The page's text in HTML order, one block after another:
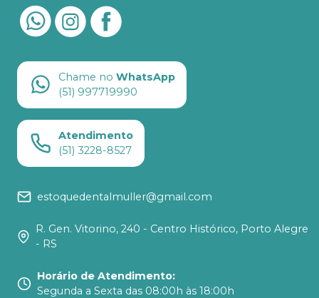
Chame no WhatsApp
(51) 997719990
Atendimento
(51) 3228-8527
estoquedentalmuller@gmail.com
R. Gen. Vitorino, 240 - Centro Histórico, Porto Alegre
- RS
Horário de Atendimento:
Segunda a Sexta das 08:00h às 18:00h